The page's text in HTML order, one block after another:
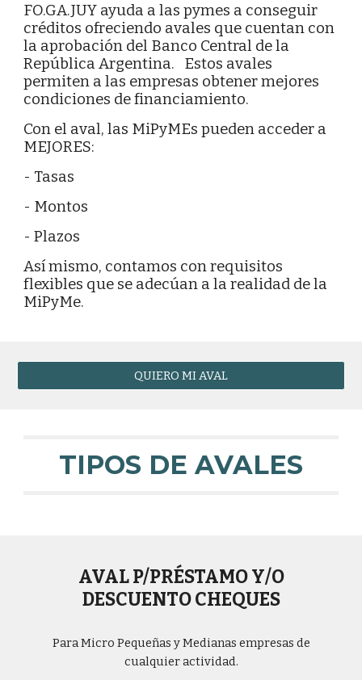
FO.GA.JUY ayuda a las pymes a conseguir
créditos ofreciendo avales que cuentan con
la aprobación del Banco Central de la
República Argentina. Estos avales
permiten a las empresas obtener mejores
condiciones de financiamiento.
Con el aval, las MiPyMEs pueden acceder a
MEJORES:
- Tasas
- Montos
- Plazos
Así mismo, contamos con requisitos
flexibles que se adecúan a la realidad de la
MiPyMe.
QUIERO MI AVAL
TIPOS DE AVALES
AVAL P/PRÉSTAMO Y/O
DESCUENTO CHEQUES
Para Micro Pequeñas y Medianas empresas de
cualquier actividad.